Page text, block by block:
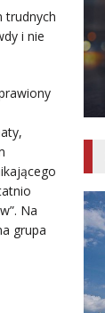
trudnych
i nie
Na
grupa